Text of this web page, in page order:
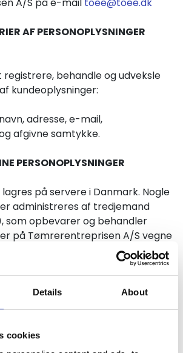
Details About
cookies
AF PERSONOPLYSNINGER
behandle og udveksle
kundeoplysninger:
adresse, e-mail,
afgivne samtykke.
PERSONOPLYSNINGER
på servere i Danmark. Nogle
administreres af tredjemand
som opbevarer og behandler
på Tømrerentreprisen A/S vegne
datapolitik og den gældende
af persondata.
FRA?
oplysninger fra